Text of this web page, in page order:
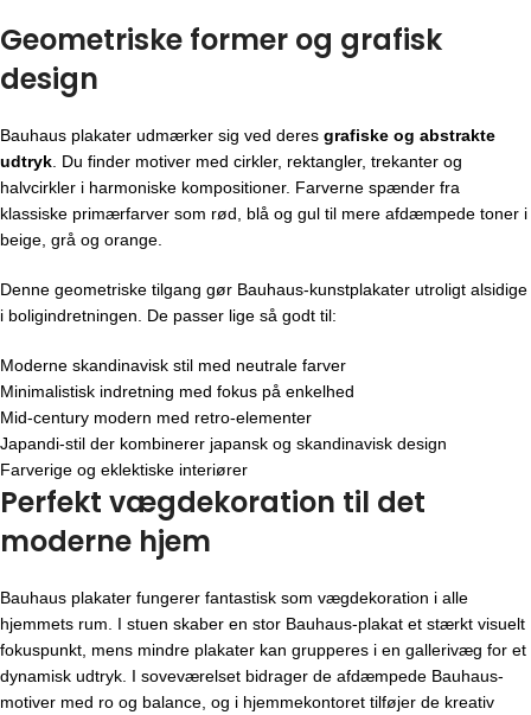
Geometriske former og grafisk
design
Bauhaus plakater udmærker sig ved deres grafiske og abstrakte
udtryk . Du finder motiver med cirkler, rektangler, trekanter og
halvcirkler i harmoniske kompositioner. Farverne spænder fra
klassiske primærfarver som rød, blå og gul til mere afdæmpede toner i
beige, grå og orange.
Denne geometriske tilgang gør Bauhaus-kunstplakater utroligt alsidige
i boligindretningen. De passer lige så godt til:
Moderne skandinavisk stil med neutrale farver
Minimalistisk indretning med fokus på enkelhed
Mid-century modern med retro-elementer
Japandi-stil der kombinerer japansk og skandinavisk design
Farverige og eklektiske interiører
Perfekt vægdekoration til det
moderne hjem
Bauhaus plakater fungerer fantastisk som vægdekoration i alle
hjemmets rum. I stuen skaber en stor Bauhaus-plakat et stærkt visuelt
fokuspunkt, mens mindre plakater kan grupperes i en gallerivæg for et
dynamisk udtryk. I soveværelset bidrager de afdæmpede Bauhaus-
motiver med ro og balance, og i hjemmekontoret tilføjer de kreativ